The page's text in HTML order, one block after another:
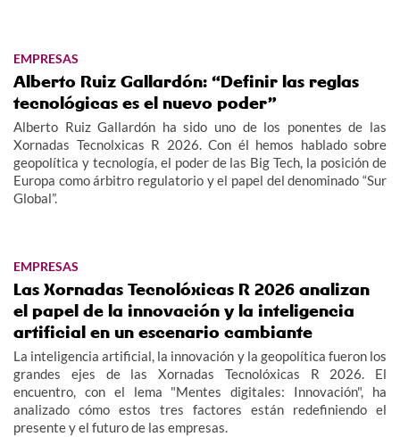
EMPRESAS
Alberto Ruiz Gallardón: “Definir las reglas
tecnológicas es el nuevo poder”
Alberto Ruiz Gallardón ha sido uno de los ponentes de las
Xornadas Tecnolxicas R 2026. Con él hemos hablado sobre
geopolítica y tecnología, el poder de las Big Tech, la posición de
Europa como árbitro regulatorio y el papel del denominado “Sur
Global”.
EMPRESAS
Las Xornadas Tecnolóxicas R 2026 analizan
el papel de la innovación y la inteligencia
artificial en un escenario cambiante
La inteligencia artificial, la innovación y la geopolítica fueron los
grandes ejes de las Xornadas Tecnolóxicas R 2026. El
encuentro, con el lema "Mentes digitales: Innovación", ha
analizado cómo estos tres factores están redefiniendo el
presente y el futuro de las empresas.